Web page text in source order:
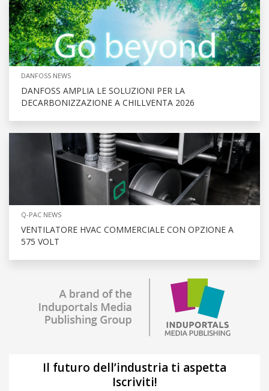
DANFOSS NEWS
DANFOSS AMPLIA LE SOLUZIONI PER LA
DECARBONIZZAZIONE A CHILLVENTA 2026
Q-PAC NEWS
VENTILATORE HVAC COMMERCIALE CON OPZIONE A
575 VOLT
Il futuro dell’industria ti aspetta
Iscriviti!